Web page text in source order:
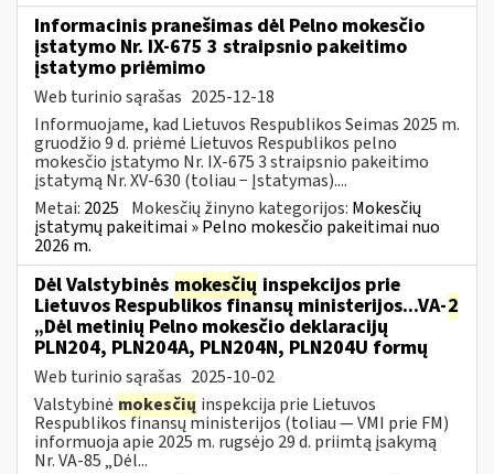
Informacinis pranešimas dėl Pelno mokesčio
įstatymo Nr. IX-675 3 straipsnio pakeitimo
įstatymo priėmimo
Web turinio sąrašas 2025-12-18
Informuojame, kad Lietuvos Respublikos Seimas 2025 m.
gruodžio 9 d. priėmė Lietuvos Respublikos pelno
mokesčio įstatymo Nr. IX-675 3 straipsnio pakeitimo
įstatymą Nr. XV-630 (toliau − Įstatymas)....
Metai: 2025 Mokesčių žinyno kategorijos: Mokesčių
įstatymų pakeitimai » Pelno mokesčio pakeitimai nuo
2026 m.
Dėl Valstybinės mokesčių inspekcijos prie
Lietuvos Respublikos finansų ministerijos...VA-2
„Dėl metinių Pelno mokesčio deklaracijų
PLN204, PLN204A, PLN204N, PLN204U formų
Web turinio sąrašas 2025-10-02
Valstybinė mokesčių inspekcija prie Lietuvos
Respublikos finansų ministerijos (toliau — VMI prie FM)
informuoja apie 2025 m. rugsėjo 29 d. priimtą įsakymą
Nr. VA-85 „Dėl...